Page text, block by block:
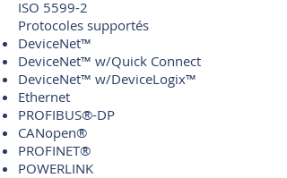
ISO 5599-2
Protocoles supportés
DeviceNet™
DeviceNet™ w/Quick Connect
DeviceNet™ w/DeviceLogix™
Ethernet
PROFIBUS®-DP
CANopen®
PROFINET®
POWERLINK